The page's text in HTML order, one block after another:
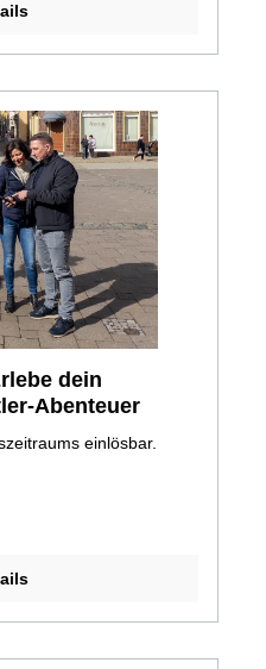
dein
Abenteuer
einlösbar.